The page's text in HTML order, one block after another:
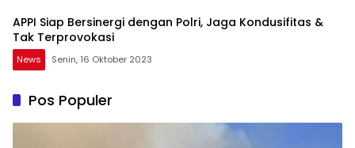
APPI Siap Bersinergi dengan Polri, Jaga Kondusifitas &
Tak Terprovokasi
News Senin, 16 Oktober 2023
Pos Populer